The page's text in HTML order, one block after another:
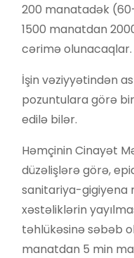
200 manatadək
1500 manatdan
cərimə olunacaqlar.
İşin vəziyyətindən
pozuntulara görə
edilə bilər.
Həmçinin Cinayət
düzəlişlərə görə,
sanitariya-gigiyena
xəstəliklərin
təhlükəsinə səbəb
manatdan 5 min